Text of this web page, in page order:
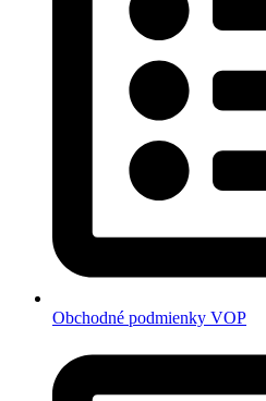
Obchodné podmienky VOP